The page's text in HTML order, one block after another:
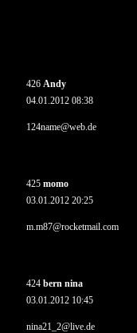
426 Andy
04.01.2012 08:38
124name@web.de
425 momo
03.01.2012 20:25
m.m87@rocketmail.com
424 bern nina
03.01.2012 10:45
nina21_2@live.de